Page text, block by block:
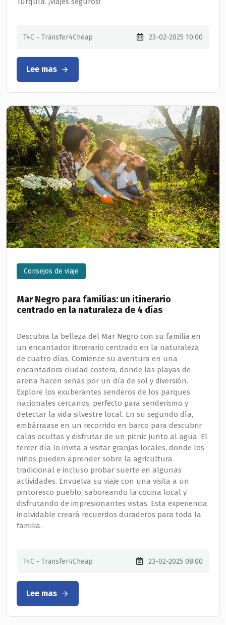
T4C - Transfer4Cheap 23-02-2025 10:00
Lee mas
Consejos de viaje
Mar Negro para familias: un itinerario
centrado en la naturaleza de 4 días
Descubra la belleza del Mar Negro con su familia en
un encantador itinerario centrado en la naturaleza
de cuatro días. Comience su aventura en una
encantadora ciudad costera, donde las playas de
arena hacen señas por un día de sol y diversión.
Explore los exuberantes senderos de los parques
nacionales cercanos, perfecto para senderismo y
detectar la vida silvestre local. En su segundo día,
embárraase en un recorrido en barco para descubrir
calas ocultas y disfrutar de un picnic junto al agua. El
tercer día lo invita a visitar granjas locales, donde los
niños pueden aprender sobre la agricultura
tradicional e incluso probar suerte en algunas
actividades. Envuelva su viaje con una visita a un
pintoresco pueblo, saboreando la cocina local y
disfrutando de impresionantes vistas. Esta experiencia
inolvidable creará recuerdos duraderos para toda la
familia.
T4C - Transfer4Cheap 23-02-2025 08:00
Lee mas